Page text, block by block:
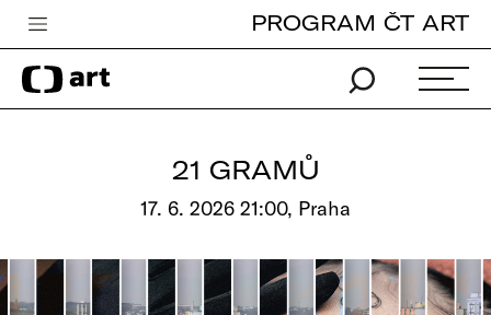
Česká televize
Zpravodajství
Pro děti
PROGRAM ČT ART
21 GRAMŮ
17. 6. 2026 21:00, Praha